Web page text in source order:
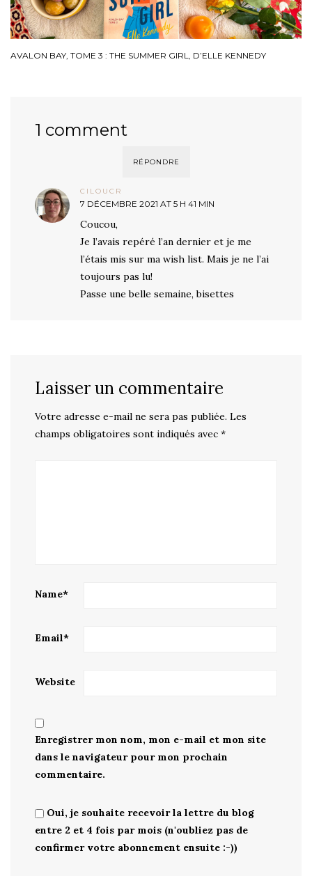
AVALON BAY, TOME 3 : THE SUMMER GIRL, D’ELLE KENNEDY
1 comment
RÉPONDRE
CILOUCR
7 DÉCEMBRE 2021 AT 5 H 41 MIN
Coucou,
Je l’avais repéré l’an dernier et je me
l’étais mis sur ma wish list. Mais je ne l’ai
toujours pas lu!
Passe une belle semaine, bisettes
Laisser un commentaire
Votre adresse e-mail ne sera pas publiée. Les
champs obligatoires sont indiqués avec *
Name*
Email*
Website
Enregistrer mon nom, mon e-mail et mon site
dans le navigateur pour mon prochain
commentaire.
Oui, je souhaite recevoir la lettre du blog
entre 2 et 4 fois par mois (n'oubliez pas de
confirmer votre abonnement ensuite :-))